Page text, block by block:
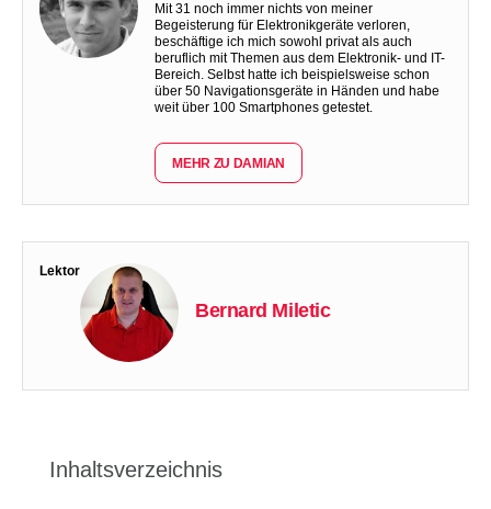
Mit 31 noch immer nichts von meiner
Begeisterung für Elektronikgeräte verloren,
beschäftige ich mich sowohl privat als auch
beruflich mit Themen aus dem Elektronik- und IT-
Bereich. Selbst hatte ich beispielsweise schon
über 50 Navigationsgeräte in Händen und habe
weit über 100 Smartphones getestet.
MEHR ZU DAMIAN
Lektor
Bernard Miletic
Inhaltsverzeichnis